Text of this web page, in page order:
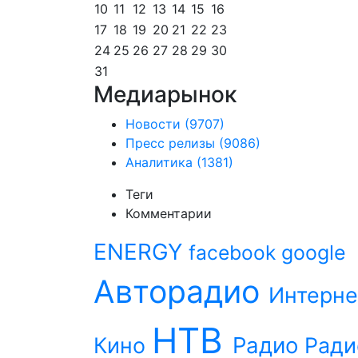
10 11 12 13 14 15 16
17 18 19 20 21 22 23
24 25 26 27 28 29 30
31
Медиарынок
Новости (9707)
Пресс релизы (9086)
Аналитика (1381)
Теги
Комментарии
ENERGY facebook google
Авторадио
Кино НТВ Радио